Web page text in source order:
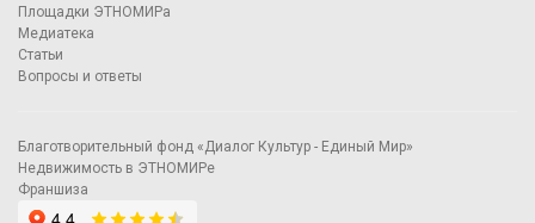
Площадки ЭТНОМИРа
Медиатека
Статьи
Вопросы и ответы
Благотворительный фонд «Диалог Культур - Единый Мир»
Недвижимость в ЭТНОМИРе
Франшиза